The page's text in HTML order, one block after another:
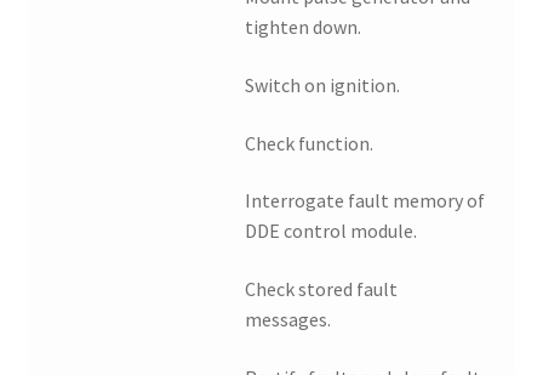
tighten down.
Switch on ignition.
Check function.
Interrogate fault memory of
DDE control module.
Check stored fault
messages.